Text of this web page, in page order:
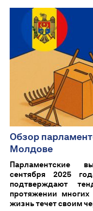
Обзор
Молдове
Парламентские
сентября 2025
подтверждают
протяжении многих
жизнь течет своим